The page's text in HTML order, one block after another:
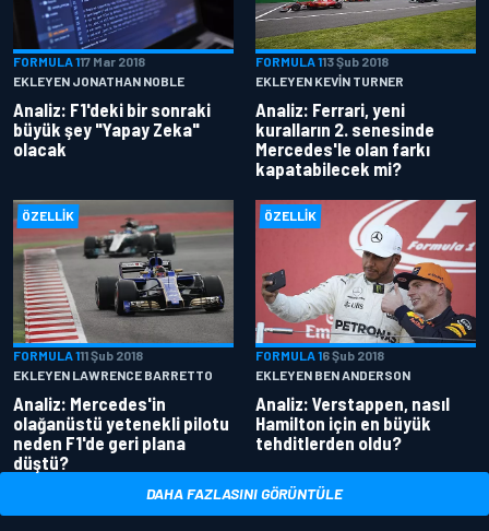
FORMULA 117 Mar 2018
EKLEYEN JONATHAN NOBLE
Analiz: F1'deki bir sonraki
büyük şey "Yapay Zeka"
olacak
FORMULA 113 Şub 2018
EKLEYEN KEVIN TURNER
Analiz: Ferrari, yeni
kuralların 2. senesinde
Mercedes'le olan farkı
kapatabilecek mi?
ÖZELLIK
FORMULA 111 Şub 2018
EKLEYEN LAWRENCE BARRETTO
Analiz: Mercedes'in
olağanüstü yetenekli pilotu
neden F1'de geri plana
düştü?
ÖZELLIK
FORMULA 16 Şub 2018
EKLEYEN BEN ANDERSON
Analiz: Verstappen, nasıl
Hamilton için en büyük
tehditlerden oldu?
DAHA FAZLASINI GÖRÜNTÜLE